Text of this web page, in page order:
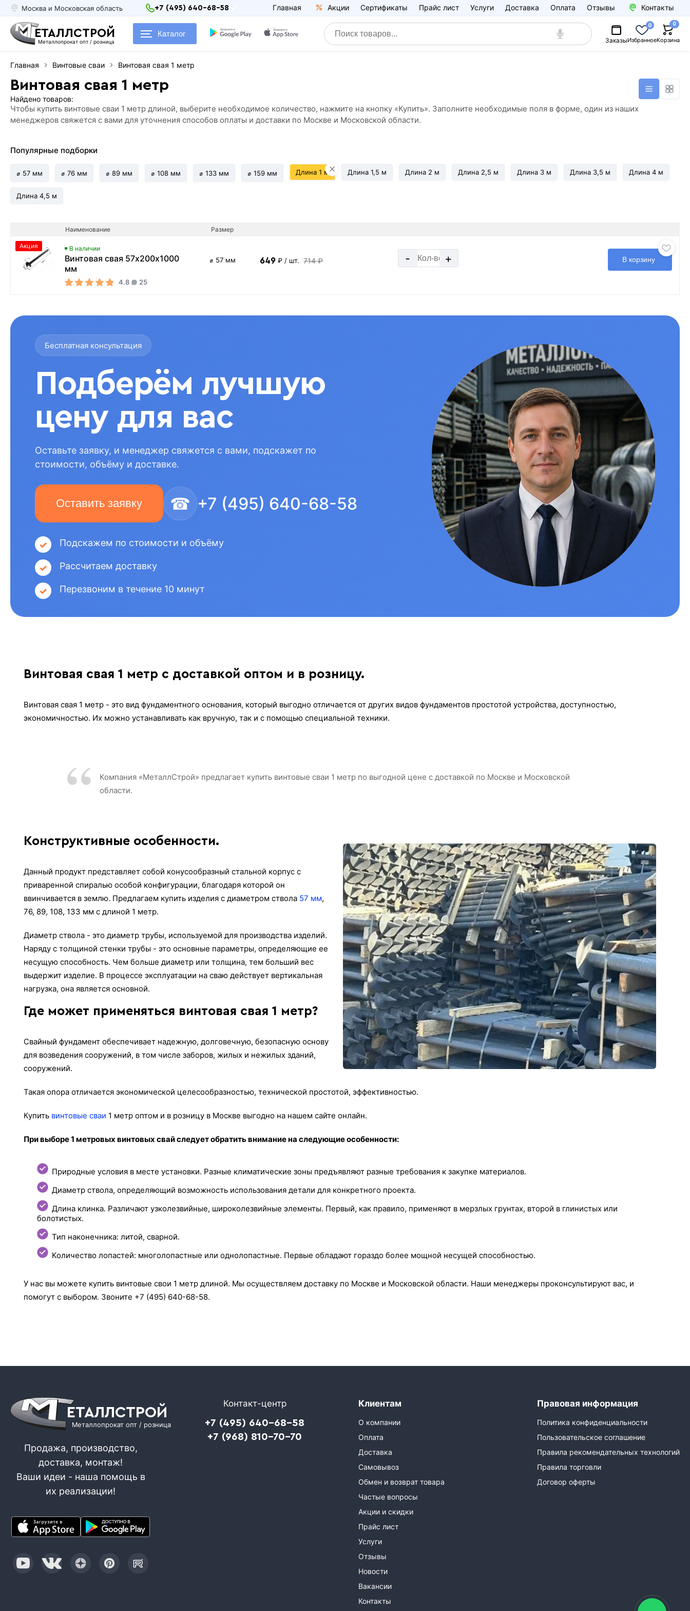
Москва и Московская область +7 (495) 640-68-58 Главная Акции Сертификаты Прайс лист Услуги Доставка Оплата Отзывы Контакты
ЕТАЛЛСТРОЙ
Металлопрокат опт / розница
Каталог
ЗаказыИзбранное
0
Корзина
0
Главная Винтовые сваи Винтовая свая 1 метр
Винтовая свая 1 метр
Найдено товаров:
Чтобы купить винтовые сваи 1 метр длиной, выберите необходимое количество, нажмите на кнопку «Купить». Заполните необходимые поля в форме, один из наших
менеджеров свяжется с вами для уточнения способов оплаты и доставки по Москве и Московской области.
Популярные подборки
⌀ 57 мм ⌀ 76 мм ⌀ 89 мм ⌀ 108 мм ⌀ 133 мм ⌀ 159 мм Длина 1 м Длина 1,5 м Длина 2 м Длина 2,5 м Длина 3 м Длина 3,5 м Длина 4 м
Длина 4,5 м
Наименование Размер
В наличии
Винтовая свая 57х200х1000
мм
4.8 25
Акция
⌀ 57 мм 649 ₽ / шт. 714 ₽ - + В корзину
Бесплатная консультация
Подберём лучшую
цену для вас
Оставьте заявку, и менеджер свяжется с вами, подскажет по
стоимости, объёму и доставке.
Оставить заявку ☎ +7 (495) 640-68-58
Подскажем по стоимости и объёму
Рассчитаем доставку
Перезвоним в течение 10 минут
Винтовая свая 1 метр с доставкой оптом и в розницу.
Винтовая свая 1 метр - это вид фундаментного основания, который выгодно отличается от других видов фундаментов простотой устройства, доступностью,
экономичностью. Их можно устанавливать как вручную, так и с помощью специальной техники.
Компания «МеталлСтрой» предлагает купить винтовые сваи 1 метр по выгодной цене с доставкой по Москве и Московской
области.
Конструктивные особенности.
Данный продукт представляет собой конусообразный стальной корпус с
приваренной спиралью особой конфигурации, благодаря которой он
ввинчивается в землю. Предлагаем купить изделия с диаметром ствола 57 мм,
76, 89, 108, 133 мм с длиной 1 метр.
Диаметр ствола - это диаметр трубы, используемой для производства изделий.
Наряду с толщиной стенки трубы - это основные параметры, определяющие ее
несущую способность. Чем больше диаметр или толщина, тем больший вес
выдержит изделие. В процессе эксплуатации на сваю действует вертикальная
нагрузка, она является основной.
Где может применяться винтовая свая 1 метр?
Свайный фундамент обеспечивает надежную, долговечную, безопасную основу
для возведения сооружений, в том числе заборов, жилых и нежилых зданий,
сооружений.
Такая опора отличается экономической целесообразностью, технической простотой, эффективностью.
Купить винтовые сваи 1 метр оптом и в розницу в Москве выгодно на нашем сайте онлайн.
При выборе 1 метровых винтовых свай следует обратить внимание на следующие особенности:
Природные условия в месте установки. Разные климатические зоны предъявляют разные требования к закупке материалов.
Диаметр ствола, определяющий возможность использования детали для конкретного проекта.
Длина клинка. Различают узколезвийные, широколезвийные элементы. Первый, как правило, применяют в мерзлых грунтах, второй в глинистых или
болотистых.
Тип наконечника: литой, сварной.
Количество лопастей: многолопастные или однолопастные. Первые обладают гораздо более мощной несущей способностью.
У нас вы можете купить винтовые свои 1 метр длиной. Мы осуществляем доставку по Москве и Московской области. Наши менеджеры проконсультируют вас, и
помогут с выбором. Звоните +7 (495) 640-68-58.
ЕТАЛЛСТРОЙ
Металлопрокат опт / розница
Продажа, производство,
доставка, монтаж!
Ваши идеи - наша помощь в
их реализации!
Контакт-центр
+7 (495) 640-68-58
+7 (968) 810-70-70
Клиентам
О компании
Оплата
Доставка
Самовывоз
Обмен и возврат товара
Частые вопросы
Акции и скидки
Прайс лист
Услуги
Отзывы
Новости
Вакансии
Контакты
Правовая информация
Политика конфиденциальности
Пользовательское соглашение
Правила рекомендательных технологий
Правила торговли
Договор оферты